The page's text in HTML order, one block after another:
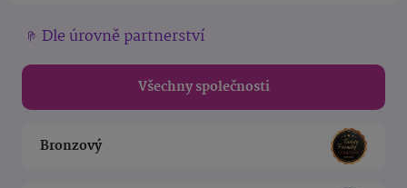
Dle úrovně partnerství
Všechny společnosti
Bronzový